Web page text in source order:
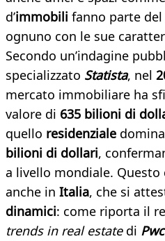
d’immobili fanno parte
ognuno con le sue
Secondo un’indagine
specializzato Statista, nel
mercato immobiliare ha
valore di 635 bilioni di
quello residenziale
bilioni di dollari,
a livello mondiale.
anche in Italia, che si
dinamici: come riporta il
trends in real estatedi Pwc